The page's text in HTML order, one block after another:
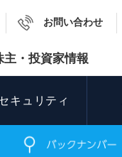
お問い合わせ
主・投資家情報
キュリティ